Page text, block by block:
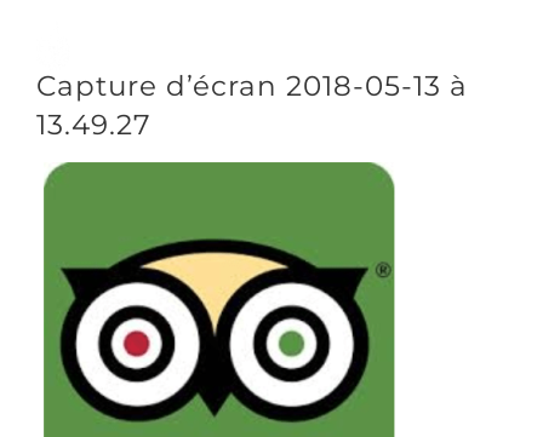
contenu
Toggle
VENIR
NOUS SUIVRE
Capture d’écran 2018-05-13 à
13.49.27